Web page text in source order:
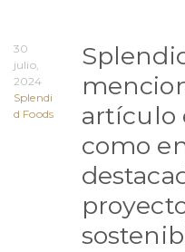
30
julio,
2024
Splendi
d Foods
artículo
como